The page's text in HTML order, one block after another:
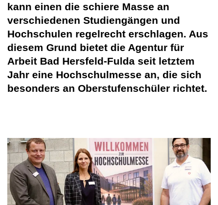
kann einen die schiere Masse an
verschiedenen Studiengängen und
Hochschulen regelrecht erschlagen. Aus
diesem Grund bietet die Agentur für
Arbeit Bad Hersfeld-Fulda seit letztem
Jahr eine Hochschulmesse an, die sich
besonders an Oberstufenschüler richtet.